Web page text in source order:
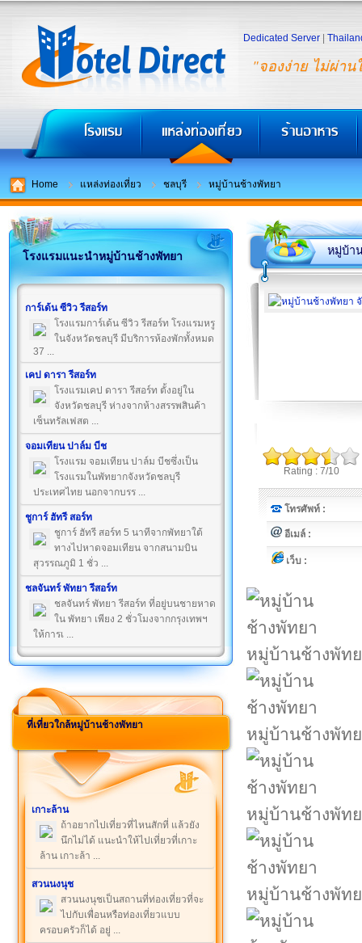
"จองง่าย ไม่ผ่าน
Dedicated Server
Home แหล่งท่องเที่ยว ชลบุรี หมู่บ้านช้างพัทยา
โรงแรมแนะนำหมู่บ้านช้างพัทยา
การ์เด้น ซีวิว รีสอร์ท
โรงแรมการ์เด้น ซีวิว รีสอร์ท โรงแรมหรู
ในจังหวัดชลบุรี มีบริการห้องพักทั้งหมด
37 ...
เคป ดารา รีสอร์ท
โรงแรมเคป ดารา รีสอร์ท ตั้งอยู่ใน
จังหวัดชลบุรี ห่างจากห้างสรรพสินค้า
เซ็นทรัลเฟสต ...
จอมเทียน ปาล์ม บีช
โรงแรม จอมเทียน ปาล์ม บีชซึ่งเป็น
โรงแรมในพัทยากจังหวัดชลบุรี
ประเทศไทย นอกจากบรร ...
ชูการ์ ฮัทรี สอร์ท
ชูการ์ ฮัทรี สอร์ท 5 นาทีจากพัทยาใต้
ทางไปหาดจอมเทียน จากสนามบิน
สุวรรณภูมิ 1 ชั่ว ...
ชลจันทร์ พัทยา รีสอร์ท
ชลจันทร์ พัทยา รีสอร์ท ที่อยู่บนชายหาด
ใน พัทยา เพียง 2 ชั่วโมงจากกรุงเทพฯ
ให้การเ ...
ที่เที่ยวใกล้หมู่บ้านช้างพัทยา
เกาะล้าน
ถ้าอยากไปเที่ยวที่ไหนสักที่ แล้วยัง
นึกไม่ได้ แนะนำให้ไปเที่ยวที่เกาะ
ล้าน เกาะล้า ...
สวนนงนุช
สวนนงนุชเป็นสถานที่ท่องเที่ยวที่จะ
ไปกับเพื่อนหรือท่องเที่ยวแบบ
ครอบครัวก็ได้ อยู่ ...
หมู่บ้า
Rating : 7/10
โทรศัพท์ :
อีเมล์ :
เว็บ :
หมู่บ้านช้างพัท
หมู่บ้านช้างพัท
หมู่บ้านช้างพัท
หมู่บ้านช้างพัท